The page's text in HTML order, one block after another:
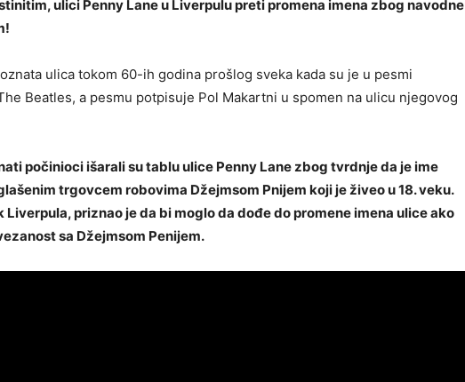
ulici Penny Lane u Liverpulu preti promena imena zbog navodne
ulica tokom 60-ih godina prošlog sveka kada su je u pesmi
Beatles, a pesmu potpisuje Pol Makartni u spomen na ulicu njegovog
počinioci išarali su tablu ulice Penny Lane zbog tvrdnje da je ime
trgovcem robovima Džejmsom Pnijem koji je živeo u 18. veku.
priznao je da bi moglo da dođe do promene imena ulice ako
sa Džejmsom Penijem.